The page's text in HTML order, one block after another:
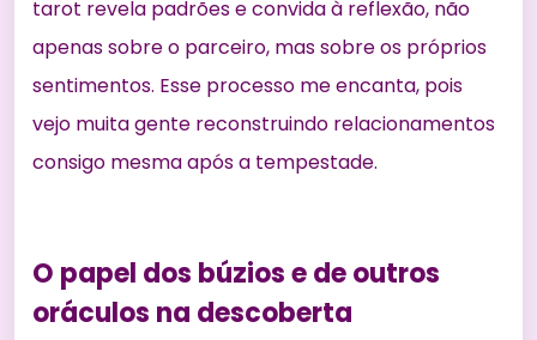
tarot revela padrões e convida à reflexão, não
apenas sobre o parceiro, mas sobre os próprios
sentimentos. Esse processo me encanta, pois
vejo muita gente reconstruindo relacionamentos
consigo mesma após a tempestade.
O papel dos búzios e de outros
oráculos na descoberta